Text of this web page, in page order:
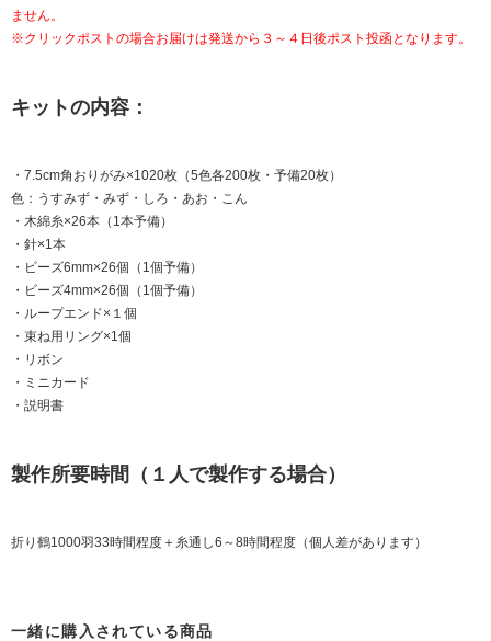
ません。
※クリックポストの場合お届けは発送から３～４日後ポスト投函となります。
キットの内容：
・7.5cm角おりがみ×1020枚（5色各200枚・予備20枚）
色：うすみず・みず・しろ・あお・こん
・木綿糸×26本（1本予備）
・針×1本
・ビーズ6mm×26個（1個予備）
・ビーズ4mm×26個（1個予備）
・ループエンド×１個
・束ね用リング×1個
・リボン
・ミニカード
・説明書
製作所要時間（１人で製作する場合）
折り鶴1000羽33時間程度＋糸通し6～8時間程度（個人差があります）
一緒に購入されている商品